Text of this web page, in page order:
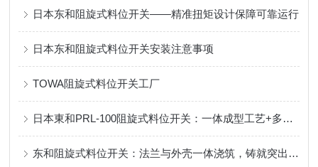
日本东和阻旋式料位开关——精准扭矩设计保障可靠运行
日本东和阻旋式料位开关安装注意事项
TOWA阻旋式料位开关工厂
日本東和PRL-100阻旋式料位开关：一体成型工艺+多重密封，定义可靠防护！
东和阻旋式料位开关：法兰与外壳一体浇筑，铸就突出性能